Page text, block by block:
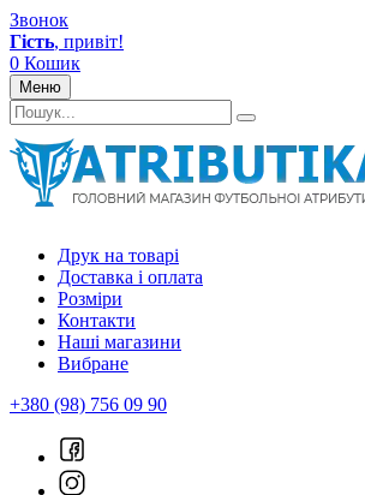
Звонок
Гість, привіт!
0 Кошик
Меню
Друк на товарі
Доставка і оплата
Розміри
Контакти
Наші магазини
Вибране
+380 (98) 756 09 90